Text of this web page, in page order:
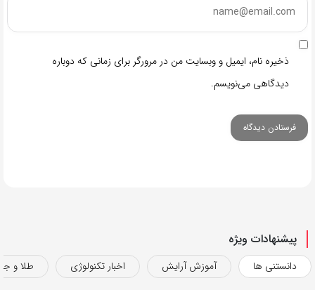
ذخیره نام، ایمیل و وبسایت من در مرورگر برای زمانی که دوباره
دیدگاهی می‌نویسم.
پیشنهادات ویژه
دانستنی ها آموزش آرایش اخبار تکنولوژی طلا و